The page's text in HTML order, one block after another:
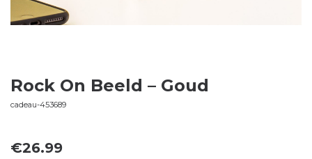
Rock On Beeld – Goud
cadeau-453689
€26.99